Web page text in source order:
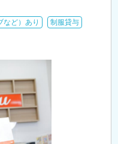
など）あり
制服貸与